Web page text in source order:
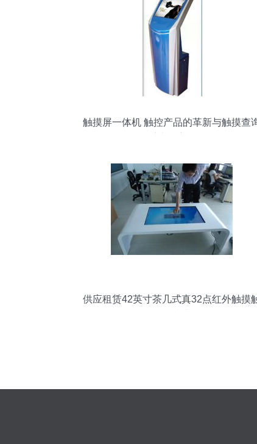
触摸屏一体机 触控产品的革新与触摸查
供应租赁42英寸茶几式真32点红外触摸